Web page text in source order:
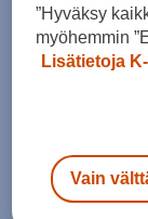
”Hyväksy
myöhemmin
Lisätietoja
Vain